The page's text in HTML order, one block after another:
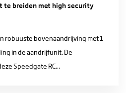
te breiden met high security
robuuste bovenaandrijving met 1
in de aandrijfunit. De
Speedgate RC...